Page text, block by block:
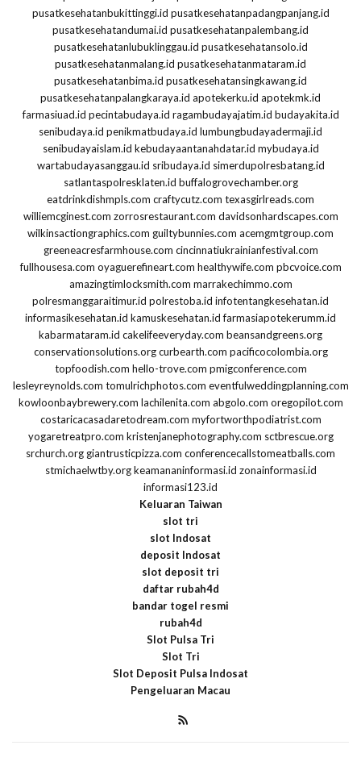
pusatkesehatanbukittinggi.id pusatkesehatanpadangpanjang.id
pusatkesehatandumai.id pusatkesehatanpalembang.id
pusatkesehatanlubuklinggau.id pusatkesehatansolo.id
pusatkesehatanmalang.id pusatkesehatanmataram.id
pusatkesehatanbima.id pusatkesehatansingkawang.id
pusatkesehatanpalangkaraya.id apotekerku.id apotekmk.id
farmasiuad.id pecintabudaya.id ragambudayajatim.id budayakita.id
senibudaya.id penikmatbudaya.id lumbungbudayadermaji.id
senibudayaislam.id kebudayaantanahdatar.id mybudaya.id
wartabudayasanggau.id sribudaya.id simerdupolresbatang.id
satlantaspolresklaten.id buffalogrovechamber.org
eatdrinkdishmpls.com craftycutz.com texasgirlreads.com
williemcginest.com zorrosrestaurant.com davidsonhardscapes.com
wilkinsactiongraphics.com guiltybunnies.com acemgmtgroup.com
greeneacresfarmhouse.com cincinnatiukrainianfestival.com
fullhousesa.com oyaguerefineart.com healthywife.com pbcvoice.com
amazingtimlocksmith.com marrakechimmo.com
polresmanggaraitimur.id polrestoba.id infotentangkesehatan.id
informasikesehatan.id kamuskesehatan.id farmasiapotekerumm.id
kabarmataram.id cakelifeeveryday.com beansandgreens.org
conservationsolutions.org curbearth.com pacificocolombia.org
topfoodish.com hello-trove.com pmigconference.com
lesleyreynolds.com tomulrichphotos.com eventfulweddingplanning.com
kowloonbaybrewery.com lachilenita.com abgolo.com oregopilot.com
costaricacasadaretodream.com myfortworthpodiatrist.com
yogaretreatpro.com kristenjanephotography.com sctbrescue.org
srchurch.org giantrusticpizza.com conferencecallstomeatballs.com
stmichaelwtby.org keamananinformasi.id zonainformasi.id
informasi123.id
Keluaran Taiwan
slot tri
slot Indosat
deposit Indosat
slot deposit tri
daftar rubah4d
bandar togel resmi
rubah4d
Slot Pulsa Tri
Slot Tri
Slot Deposit Pulsa Indosat
Pengeluaran Macau